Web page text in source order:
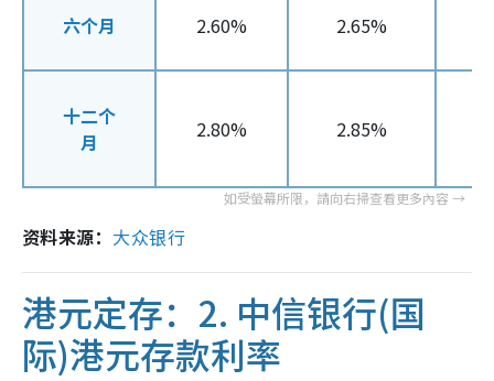
六个月 2.60% 2.65%
十二个
月
2.80% 2.85%
资料来源： 大众银行
港元定存：2. 中信银行(国
际)港元存款利率